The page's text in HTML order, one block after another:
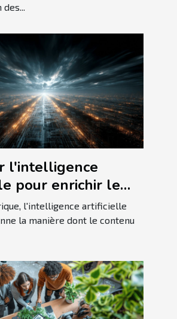
l'intelligence
pour enrichir le
ligne
l'intelligence artificielle
la manière dont le contenu